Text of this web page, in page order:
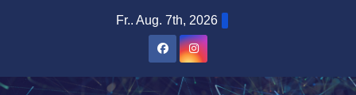
Fr.. Aug. 7th, 2026